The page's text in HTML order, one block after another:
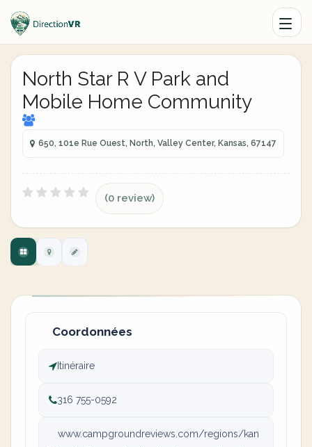
North Star R V Park and
Mobile Home Community
650, 101e Rue Ouest, North, Valley Center, Kansas, 67147
(0 review)
Coordonnées
Itinéraire
316 755-0592
www.campgroundreviews.com/regions/kan